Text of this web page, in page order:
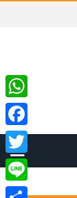
WhatsApp
Facebook
Twitter
Line